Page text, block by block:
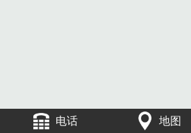
电话 地图